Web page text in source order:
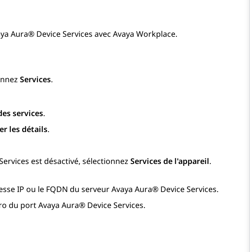
Aura® Device Services avec Avaya Workplace.
Services.
services.
les détails.
est désactivé, sélectionnez Services de l'appareil.
IP ou le FQDN du serveurAvaya Aura® Device Services.
du portAvaya Aura® Device Services.